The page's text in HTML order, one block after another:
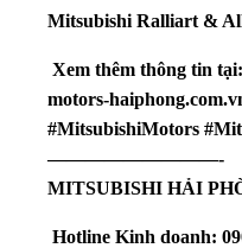
Mitsubishi Ralliart &
Xem thêm thông tin
motors-
#MitsubishiMotors
—————————-
MITSUBISHI HẢI
Hotline Kinh doanh: